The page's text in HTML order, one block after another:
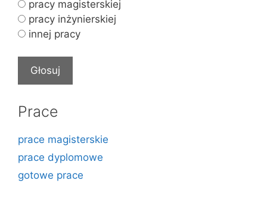
pracy magisterskiej
pracy inżynierskiej
innej pracy
Prace
prace magisterskie
prace dyplomowe
gotowe prace